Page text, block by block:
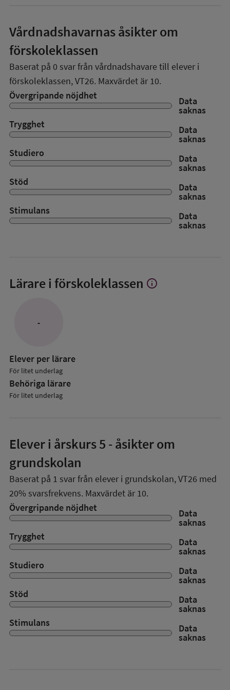
Vårdnadshavarnas åsikter om
förskoleklassen
Baserat på 0 svar från vårdnadshavare till elever i
förskoleklassen,VT26. Maxvärdet är 10.
Övergripande nöjdhet
Data
saknas
Trygghet
Data
saknas
Studiero
Data
saknas
Stöd
Data
saknas
Stimulans
Data
saknas
Lärare i förskoleklassen Visa
info
-
Elever per lärare
För litet underlag
Behöriga lärare
För litet underlag
Elever i årskurs 5 - åsikter om
grundskolan
Baserat på 1 svar från elever i grundskolan,VT26 med
20% svarsfrekvens. Maxvärdet är 10.
Övergripande nöjdhet
Data
saknas
Trygghet
Data
saknas
Studiero
Data
saknas
Stöd
Data
saknas
Stimulans
Data
saknas